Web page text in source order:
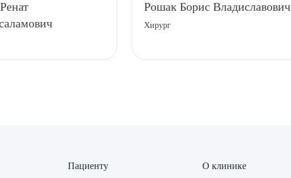
Рошак Борис Владиславович
Хирург
Пациенту О клинике
Я даю согласие на обработку персональных данных